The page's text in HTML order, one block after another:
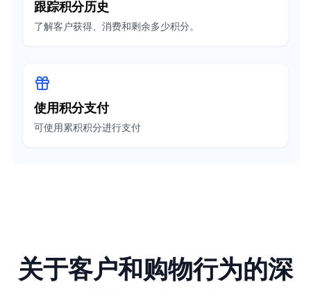
跟踪积分历史
了解客户获得、消费和剩余多少积分。
使用积分支付
可使用累积积分进行支付
关于客户和购物行为的深